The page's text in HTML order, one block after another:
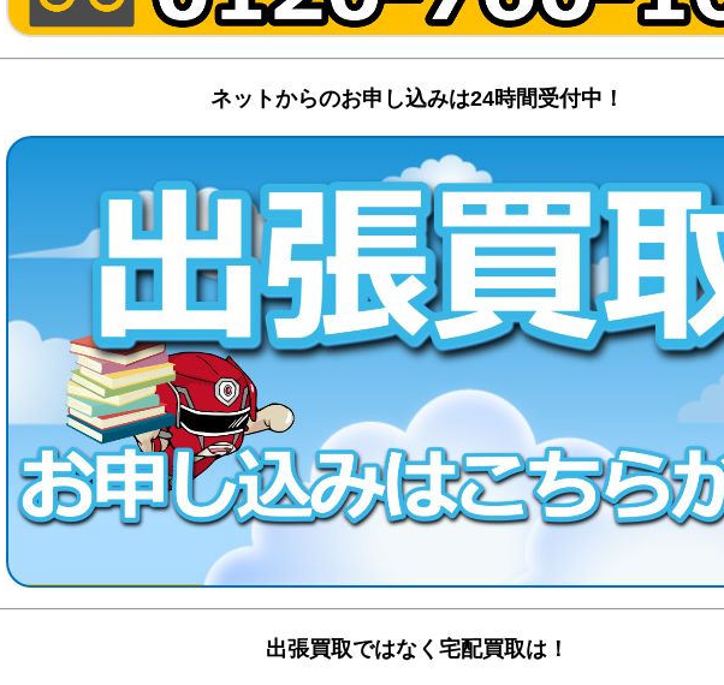
ネットからのお申し込みは24時間受付中！
出張買取ではなく宅配買取は！